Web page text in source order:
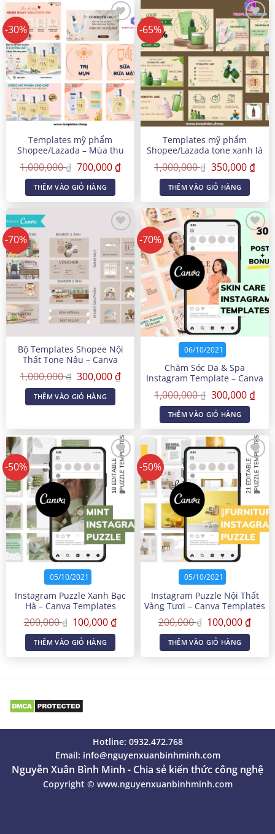
-30%
Templates mỹ phẩm
Shopee/Lazada – Mùa thu
1,000,000₫ Giá
gốc
là:
1,000,000 ₫.
700,000₫Giá
hiện
700,000 ₫.
THÊM VÀO GIỎ HÀNG
-65%
Templates mỹ phẩm
Shopee/Lazada tone xanh lá
1,000,000₫ Giá
gốc
là:
1,000,000 ₫.
350,000₫Giá
hiện
THÊM VÀO GIỎ HÀNG
-70%
Bộ Templates Shopee Nội
Thất Tone Nâu – Canva
Templates
1,000,000₫ Giá
gốc
là:
1,000,000 ₫.
300,000₫Giá
hiện
300,000 ₫.
THÊM VÀO GIỎ HÀNG
-70%
06/10/2021
Chăm Sóc Da & Spa
Instagram Template – Canva
Templates
1,000,000₫ Giá
gốc
là:
1,000,000 ₫.
300,000₫Giá
hiện
THÊM VÀO GIỎ HÀNG
-50%
05/10/2021
Instagram Puzzle Xanh Bạc
Hà – Canva Templates
200,000₫ Giá
là:
200,000 ₫.
100,000₫Giá
100,000 ₫.
THÊM VÀO GIỎ HÀNG
-50%
05/10/2021
Instagram Puzzle Nội Thất
Vàng Tươi – Canva Templates
200,000₫ Giá
là:
200,000 ₫.
100,000₫Giá
THÊM VÀO GIỎ HÀNG
Hotline: 0932.472.768
Email: info@nguyenxuanbinhminh.com
Nguyễn Xuân Bình Minh - Chia sẻ kiến thức công nghệ
Copyright © www.nguyenxuanbinhminh.com